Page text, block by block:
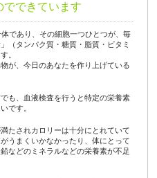
でできています
であり、その細胞一つひとつが、毎
（タンパク質・糖質・脂質・ビタミ
。
が、今日のあなたを作り上げている
も、血液検査を行うと特定の栄養素
です。
たされカロリーは十分にとれていて
うまくいかなかったり、体にとって
などのミネラルなどの栄養素が不足